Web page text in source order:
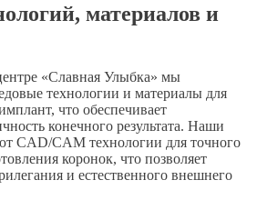
материалов и
«Славная Улыбка» мы
технологии и материалы для
что обеспечивает
конечного результата. Наши
CAD/CAM технологии для точного
коронок, что позволяет
и естественного внешнего